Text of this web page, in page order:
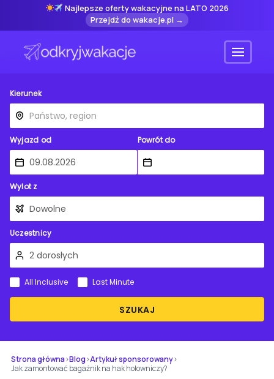
Najlepsze oferty wakacyjne na LATO 2026
Przejdź do wakacje.pl →
Menu
Kierunek
Wyjazd od Powrót do
Wylot z
Uczestnicy
SZUKAJ
All Inclusive Last Minute
Strona główna›Blog›Artykuł sponsorowany›
Jak zamontować bagażnik na hak holowniczy?